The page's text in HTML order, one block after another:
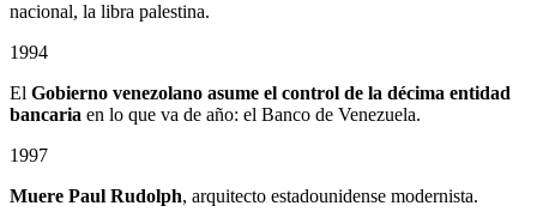
nacional, la libra palestina.
1994
El Gobierno venezolano asume el control de la décima entidad
bancaria en lo que va de año: el Banco de Venezuela.
1997
Muere Paul Rudolph, arquitecto estadounidense modernista.